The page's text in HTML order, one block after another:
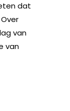
dat
van
van